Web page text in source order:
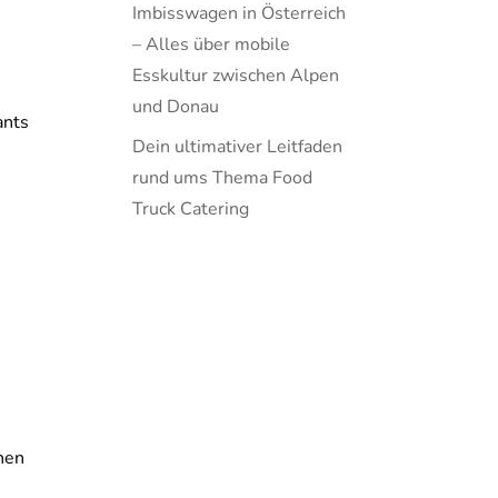
Imbisswagen in Österreich
– Alles über mobile
Esskultur zwischen Alpen
und Donau
Dein ultimativer Leitfaden
rund ums Thema Food
Truck Catering